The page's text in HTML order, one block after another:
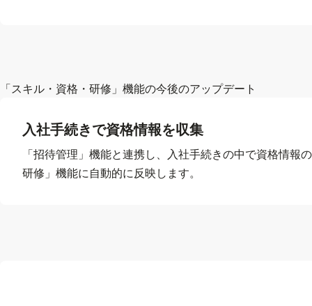
「スキル・資格・研修」機能の今後のアップデート
入社手続きで資格情報を収集
「招待管理」機能と連携し、入社手続きの中で資格情
研修」機能に自動的に反映します。